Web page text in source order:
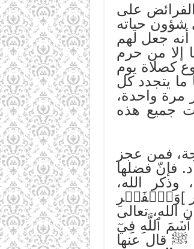
على
شؤون حياته
جعل لهم
إلا من حرم
كصلاة يوم
ما يتجدد كل
واحدة،
جميع هذه
فمن عجز
فإنّ فضلها
وذكر الله،
]وَٱلۡفَجۡرِ
الله، تعالى
ٱسۡمَ ٱللَّهِ فِيٓ
ﷺ قال عنها